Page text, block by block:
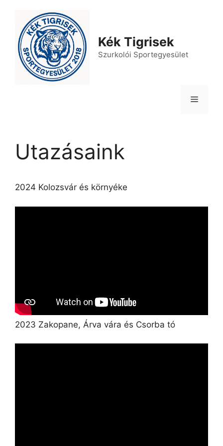
tartalomba
Kék Tigrisek
Szurkolói Sportegyesület
Menü
Utazásaink
2024 Kolozsvár és környéke
2023 Zakopane, Árva vára és Csorba tó